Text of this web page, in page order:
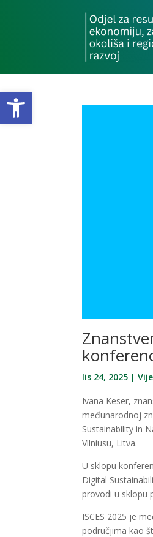
Open toolbar
lis 24, 2025 |
Ivana Keser,
međunarodnoj
Sustainability in
Vilniusu, Litva.
U sklopu
Digital
provodi u sklopu
ISCES 2025 je
područjima kao